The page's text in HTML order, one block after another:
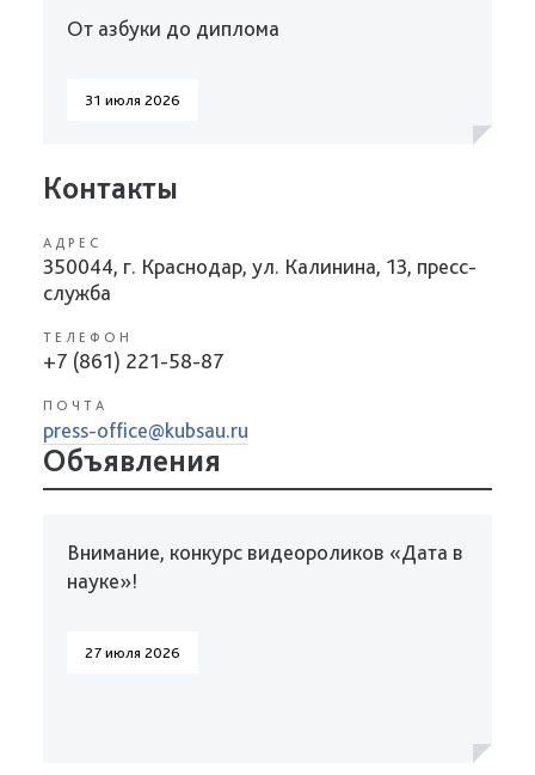
От азбуки до диплома
31 июля 2026
Контакты
АДРЕС
350044, г. Краснодар, ул. Калинина, 13, пресс-
служба
ТЕЛЕФОН
+7 (861) 221-58-87
ПОЧТА
press-office@kubsau.ru
Объявления
Внимание, конкурс видеороликов «Дата в
науке»!
27 июля 2026